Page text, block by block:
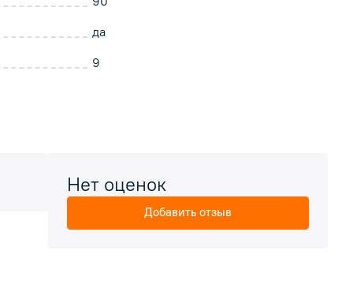
да
9
Нет оценок
Добавить отзыв